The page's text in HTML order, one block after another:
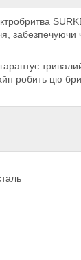
робить цю